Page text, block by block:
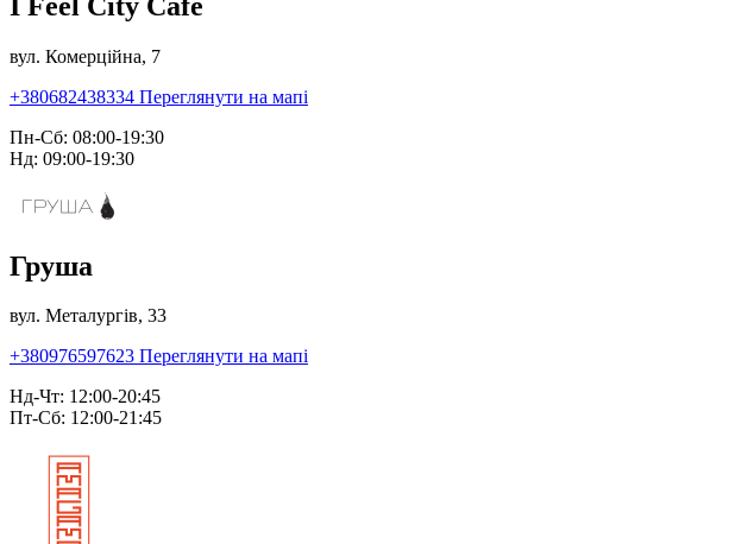
вул. Комерційна, 7
+380682438334 Переглянути на мапі
Пн-Сб: 08:00-19:30
Нд: 09:00-19:30
Груша
вул. Металургів, 33
+380976597623 Переглянути на мапі
Нд-Чт: 12:00-20:45
Пт-Сб: 12:00-21:45